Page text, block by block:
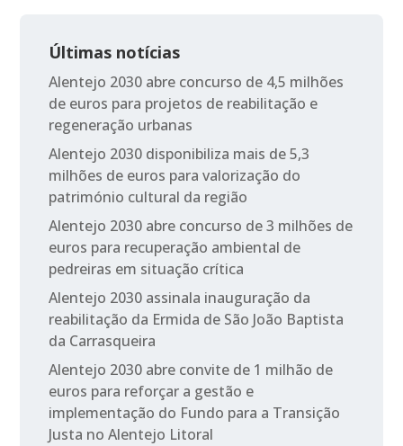
Últimas notícias
Alentejo 2030 abre concurso de 4,5 milhões
de euros para projetos de reabilitação e
regeneração urbanas
Alentejo 2030 disponibiliza mais de 5,3
milhões de euros para valorização do
património cultural da região
Alentejo 2030 abre concurso de 3 milhões de
euros para recuperação ambiental de
pedreiras em situação crítica
Alentejo 2030 assinala inauguração da
reabilitação da Ermida de São João Baptista
da Carrasqueira
Alentejo 2030 abre convite de 1 milhão de
euros para reforçar a gestão e
implementação do Fundo para a Transição
Justa no Alentejo Litoral